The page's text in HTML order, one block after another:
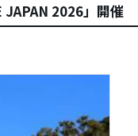
2026」開催